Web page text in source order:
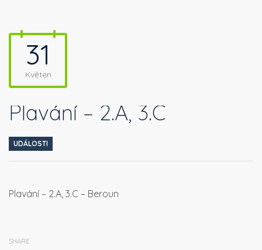
31
Květen
Plavání – 2.A, 3.C
UDÁLOSTI
Plavání – 2.A, 3.C – Beroun
SHARE